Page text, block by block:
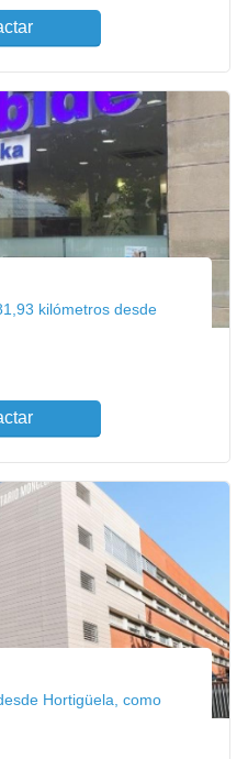
kilómetros desde
Hortigüela, como